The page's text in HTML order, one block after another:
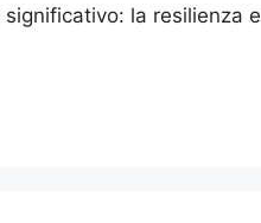
la resilienza e